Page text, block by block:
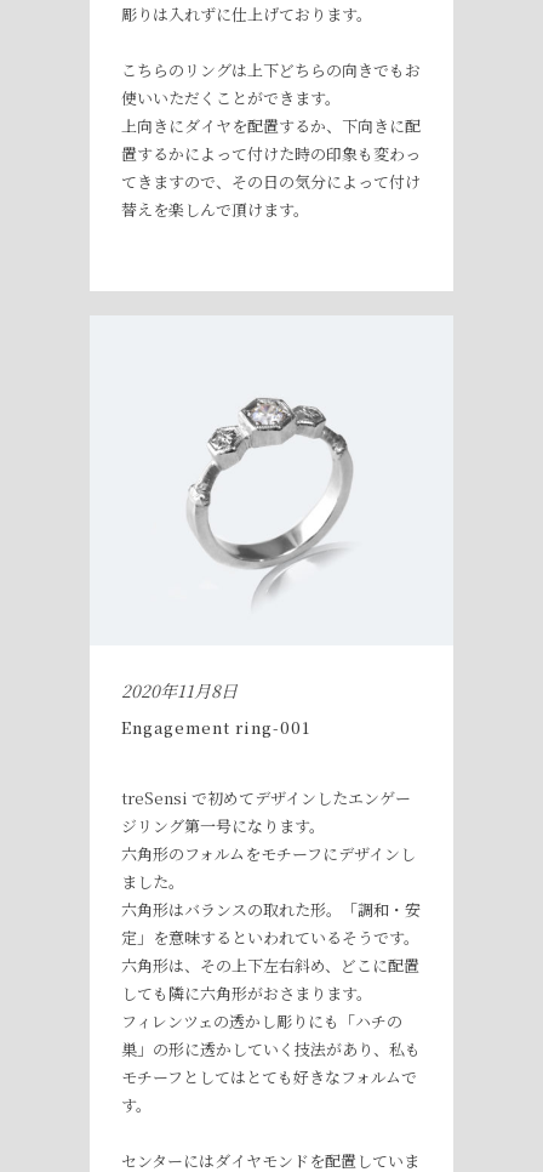
彫りは入れずに仕上げております。
こちらのリングは上下どちらの向きでもお
使いいただくことができます。
上向きにダイヤを配置するか、下向きに配
置するかによって付けた時の印象も変わっ
てきますので、その日の気分によって付け
替えを楽しんで頂けます。
2020年11月8日
Engagement ring-001
treSensi で初めてデザインしたエンゲー
ジリング第一号になります。
六角形のフォルムをモチーフにデザインし
ました。
六角形はバランスの取れた形。「調和・安
定」を意味するといわれているそうです。
六角形は、その上下左右斜め、どこに配置
しても隣に六角形がおさまります。
フィレンツェの透かし彫りにも「ハチの
巣」の形に透かしていく技法があり、私も
モチーフとしてはとても好きなフォルムで
す。
センターにはダイヤモンドを配置していま